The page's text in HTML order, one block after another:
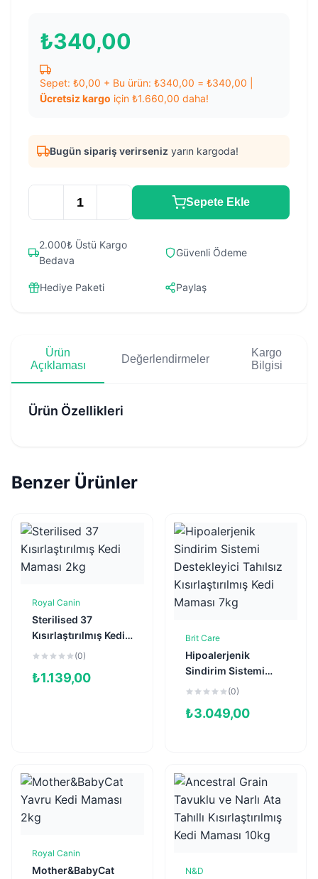
₺340,00
Sepet: ₺0,00 + Bu ürün: ₺340,00 = ₺340,00
Ücretsiz kargo için ₺1.660,00 daha!
Bugün sipariş verirseniz yarın kargoda!
Sepete Ekle
2.000₺ Üstü Kargo
Bedava
Güvenli Ödeme
Hediye Paketi Paylaş
Ürün
Açıklaması
Değerlendirmeler
Kargo
Bilgisi
Ürün Özellikleri
Benzer Ürünler
Sepete Ekle
Royal Canin
Sterilised 37
Kısırlaştırılmış Kedi
Maması 2kg
(0)
₺1.139,00
Sepete Ekle
Brit Care
Hipoalerjenik
Sindirim Sistemi
Destekleyici Tahılsız
Maması 7kg
(0)
₺3.049,00
Sepete Ekle
Royal Canin
Mother&BabyCat
N&D